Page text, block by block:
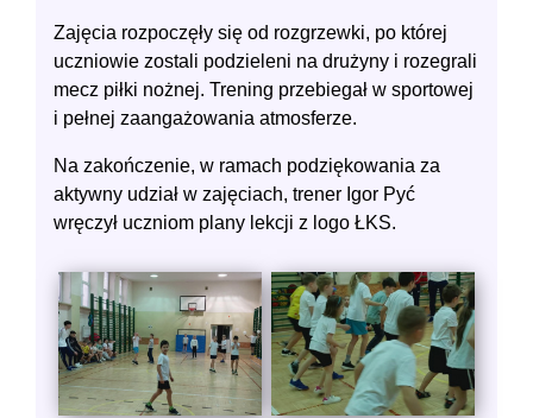
Zajęcia rozpoczęły się od rozgrzewki, po której
uczniowie zostali podzieleni na drużyny i rozegrali
mecz piłki nożnej. Trening przebiegał w sportowej
i pełnej zaangażowania atmosferze.
Na zakończenie, w ramach podziękowania za
aktywny udział w zajęciach, trener Igor Pyć
wręczył uczniom plany lekcji z logo ŁKS.